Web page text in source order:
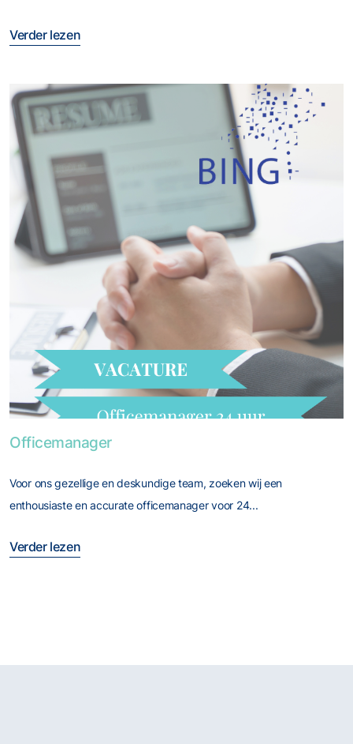
Verder lezen
Officemanager
Voor ons gezellige en deskundige team, zoeken wij een
enthousiaste en accurate officemanager voor 24...
Verder lezen